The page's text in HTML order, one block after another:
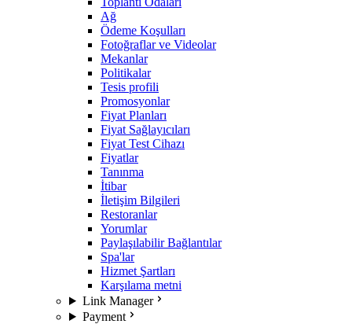
Ağ
Ödeme Koşulları
Fotoğraflar ve Videolar
Mekanlar
Politikalar
Tesis profili
Promosyonlar
Fiyat Planları
Fiyat Sağlayıcıları
Fiyat Test Cihazı
Fiyatlar
Tanınma
İtibar
İletişim Bilgileri
Restoranlar
Yorumlar
Paylaşılabilir Bağlantılar
Spa'lar
Hizmet Şartları
Karşılama metni
Link Manager
Payment